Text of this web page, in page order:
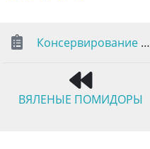
Консервирование …
ВЯЛЕНЫЕ ПОМИДОРЫ